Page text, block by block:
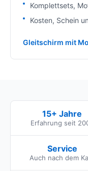
Komplettsets,
Kosten, Schein
Gleitschirm mit
15+ Jahre
Erfahrung seit
Service
Auch nach dem